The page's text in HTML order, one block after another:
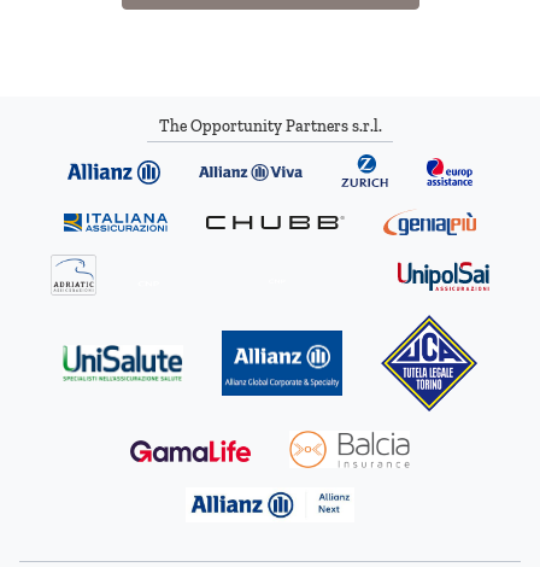
The Opportunity Partners s.r.l.